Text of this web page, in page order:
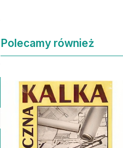
Polecamy również